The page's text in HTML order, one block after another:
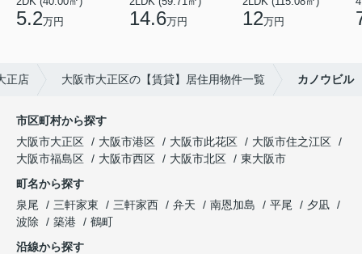
5.2万円 14.6万円 12万円
正店 大阪市大正区の【賃貸】居住用物件一覧 カノウビル
市区町村から探す
大阪市大正区
大阪市港区 大阪市此花区
大阪市住之江区
大阪市福島区
大阪市西区 大阪市北区
東大阪市
町名から探す
泉尾
三軒家東 三軒家西 弁天 南恩加島 平尾
夕凪
波除
築港
鶴町
沿線から探す